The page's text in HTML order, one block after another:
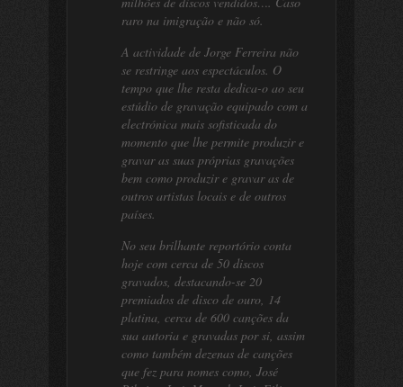
raro na imigração e não só.
A actividade de Jorge Ferreira não
se restringe aos espectáculos. O
tempo que lhe resta dedica-o ao seu
estúdio de gravação equipado com a
electrónica mais sofisticada do
momento que lhe permite produzir e
gravar as suas próprias gravações
bem como produzir e gravar as de
outros artistas locais e de outros
países.
No seu brilhante reportório conta
hoje com cerca de 50 discos
gravados, destacando-se 20
premiados de disco de ouro, 14
platina, cerca de 600 canções da
sua autoria e gravadas por si, assim
como também dezenas de canções
que fez para nomes como, José